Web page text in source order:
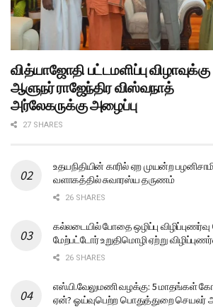
வித்யாஜோதி பட்டமளிப்பு விழாவுக்கு
ஆளுநர் ராஜேந்திர விஸ்வநாத்
அர்லேகருக்கு அழைப்பு
27 SHARES
உதயநிதியின் காரில் ஏற முயன்ற
வளாகத்தில் சுவாரஸ்ய தருணம்
26 SHARES
கல்லடையில் போதை ஒழிப்பு விழிப்புணர்வு
மேற்பட்டோர் உறுதிமொழி ஏற்று
26 SHARES
எஸ்.பி.வேலுமணி வழக்கு: 5 மாதங்கள்
ஏன்? ஓய்வுபெற்ற பொதுத்துறை